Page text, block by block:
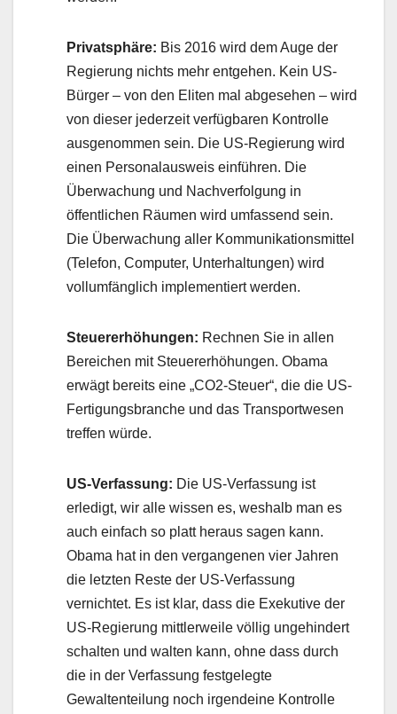
Privatsphäre: Bis 2016 wird dem Auge der
Regierung nichts mehr entgehen. Kein US-
Bürger – von den Eliten mal abgesehen – wird
von dieser jederzeit verfügbaren Kontrolle
ausgenommen sein. Die US-Regierung wird
einen Personalausweis einführen. Die
Überwachung und Nachverfolgung in
öffentlichen Räumen wird umfassend sein.
Die Überwachung aller Kommunikationsmittel
(Telefon, Computer, Unterhaltungen) wird
vollumfänglich implementiert werden.
Steuererhöhungen: Rechnen Sie in allen
Bereichen mit Steuererhöhungen. Obama
erwägt bereits eine „CO2-Steuer“, die die US-
Fertigungsbranche und das Transportwesen
treffen würde.
US-Verfassung: Die US-Verfassung ist
erledigt, wir alle wissen es, weshalb man es
auch einfach so platt heraus sagen kann.
Obama hat in den vergangenen vier Jahren
die letzten Reste der US-Verfassung
vernichtet. Es ist klar, dass die Exekutive der
US-Regierung mittlerweile völlig ungehindert
schalten und walten kann, ohne dass durch
die in der Verfassung festgelegte
Gewaltenteilung noch irgendeine Kontrolle